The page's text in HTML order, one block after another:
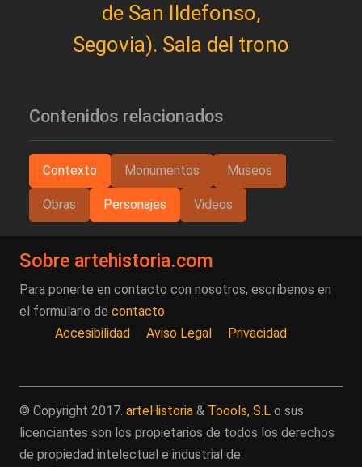
de San Ildefonso,
Segovia). Sala del trono
Contenidos relacionados
Contexto Monumentos Museos
Obras Personajes Videos
Sobre artehistoria.com
Para ponerte en contacto con nosotros, escríbenos en
el formulario de contacto
Accesibilidad
Aviso Legal Privacidad
© Copyright 2017. arteHistoria & Toools, S.L o sus
licenciantes son los propietarios de todos los derechos
de propiedad intelectual e industrial de: